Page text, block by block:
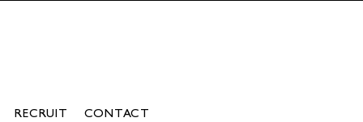
RECRUIT CONTACT